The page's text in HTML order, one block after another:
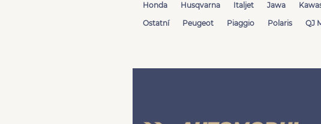
Honda
Husqvarna Italjet Jawa
Ostatní
Peugeot Piaggio Polaris QJ